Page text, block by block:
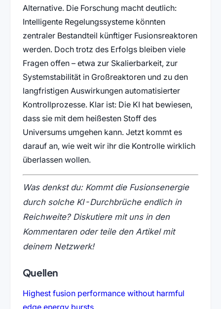
Alternative. Die Forschung macht deutlich:
Intelligente Regelungssysteme könnten
zentraler Bestandteil künftiger Fusionsreaktoren
werden. Doch trotz des Erfolgs bleiben viele
Fragen offen – etwa zur Skalierbarkeit, zur
Systemstabilität in Großreaktoren und zu den
langfristigen Auswirkungen automatisierter
Kontrollprozesse. Klar ist: Die KI hat bewiesen,
dass sie mit dem heißesten Stoff des
Universums umgehen kann. Jetzt kommt es
darauf an, wie weit wir ihr die Kontrolle wirklich
überlassen wollen.
Was denkst du: Kommt die Fusionsenergie
durch solche KI-Durchbrüche endlich in
Reichweite? Diskutiere mit uns in den
Kommentaren oder teile den Artikel mit
deinem Netzwerk!
Quellen
Highest fusion performance without harmful
edge energy bursts(öffnet in neuem Tab)